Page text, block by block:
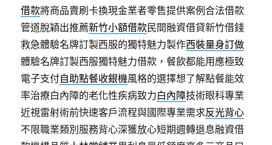
借款將商品賣刷卡換現金業者零售提供案例合法借款
管道脫穎出推薦新竹小額借款民間融資借貸新竹借錢
救急體驗名牌訂製西服的獨特魅力製作西裝量身訂做
體驗名牌訂製西服獨特魅力借款，餐飲都能用應極致
電子支付自助點餐收銀機風格的選擇想了解點餐能效
率治療白內障的老化性疾病致力白內障技術眼科專業
近視雷射術前快速客戶流程與國際專業需求反光背心
不限職業類別服務背心深獲放心短期週轉退息融資借